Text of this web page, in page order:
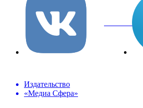
вКонтакте
Издательство
«Медиа Сфера»